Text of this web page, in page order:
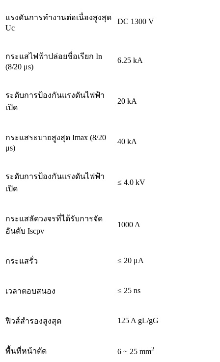
แรงดันการทำงานต่อเนื่องสูงสุด
Uc
DC 1300 V
กระแสไฟฟ้าปล่อยชื่อเรียก In
(8/20 μs)
6.25 kA
ระดับการป้องกันแรงดันไฟฟ้า
เปิด
20 kA
กระแสระบายสูงสุด Imax (8/20
μs)
40 kA
ระดับการป้องกันแรงดันไฟฟ้า
เปิด
≤ 4.0 kV
กระแสลัดวงจรที่ได้รับการจัด
อันดับ Iscpv
1000 A
กระแสรั่ว ≤ 20 μA
เวลาตอบสนอง ≤ 25 ns
ฟิวส์สำรองสูงสุด 125 A gL/gG
พื้นที่หน้าตัด 6 ~ 25 mm2